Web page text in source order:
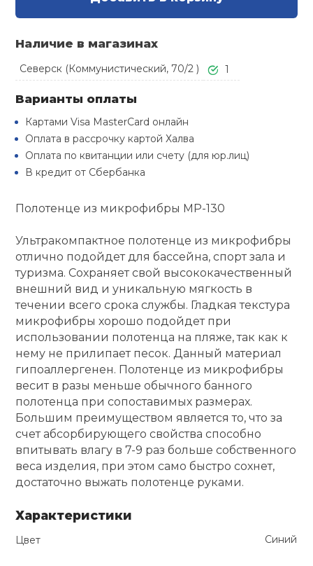
Стойки под
Барбекю
подушки
Футы
Шорты
Одежда для
Весы
Грифы и
Блины
Ролики для
Упоры для
Утяжелители
Эспандеры и
игры
стенки
сувениры
для
и защита
оборудование
Наличие в магазинах
Северск (Коммунистический, 70/2 ) 1
Варианты оплаты
Картами Visa MasterCard онлайн
Оплата в рассрочку картой Халва
Оплата по квитанции или счету (для юр.лиц)
В кредит от Сбербанка
Полотенце из микрофибры MP-130
Ультракомпактное полотенце из микрофибры
отлично подойдет для бассейна, спорт зала и
туризма. Сохраняет свой высококачественный
внешний вид и уникальную мягкость в
течении всего срока службы. Гладкая текстура
микрофибры хорошо подойдет при
использовании полотенца на пляже, так как к
нему не прилипает песок. Данный материал
гипоаллергенен. Полотенце из микрофибры
весит в разы меньше обычного банного
полотенца при сопоставимых размерах.
Большим преимуществом является то, что за
счет абсорбирующего свойства способно
впитывать влагу в 7-9 раз больше собственного
веса изделия, при этом само быстро сохнет,
достаточно выжать полотенце руками.
Характеристики
Цвет Синий